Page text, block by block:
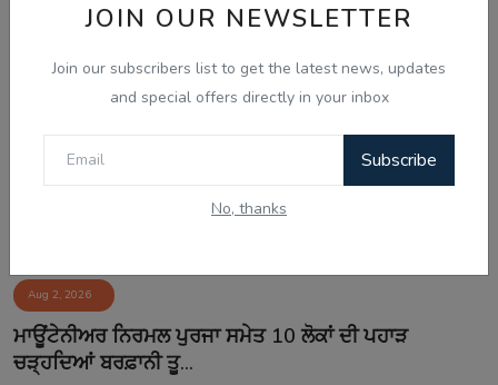
JOIN OUR NEWSLETTER
Join our subscribers list to get the latest news, updates
and special offers directly in your inbox
Subscribe
No, thanks
Aug 2, 2026
ਮਾਊਂਟੇਨੀਅਰ ਨਿਰਮਲ ਪੁਰਜਾ ਸਮੇਤ 10 ਲੋਕਾਂ ਦੀ ਪਹਾੜ
ਚੜ੍ਹਦਿਆਂ ਬਰਫ਼ਾਨੀ ਤੂ...